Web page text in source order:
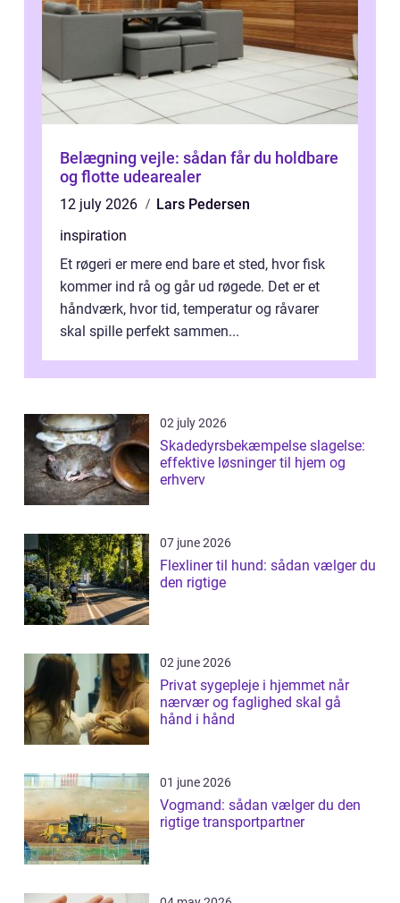
Belægning vejle: sådan får du holdbare
og flotte udearealer
12 july 2026
Lars Pedersen
inspiration
Et røgeri er mere end bare et sted, hvor fisk
kommer ind rå og går ud røgede. Det er et
håndværk, hvor tid, temperatur og råvarer
skal spille perfekt sammen...
02 july 2026
Skadedyrsbekæmpelse slagelse:
effektive løsninger til hjem og
erhverv
07 june 2026
Flexliner til hund: sådan vælger du
den rigtige
02 june 2026
Privat sygepleje i hjemmet når
nærvær og faglighed skal gå
hånd i hånd
01 june 2026
Vogmand: sådan vælger du den
rigtige transportpartner